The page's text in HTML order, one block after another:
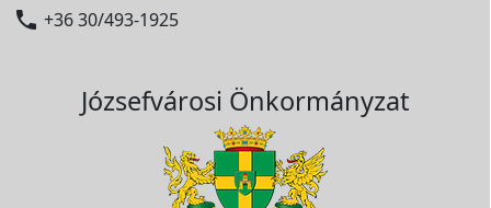
 +36 30/493-1925
Józsefvárosi Önkormányzat